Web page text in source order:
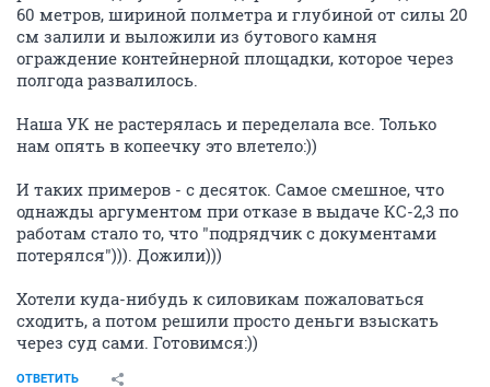
60 метров, шириной полметра и глубиной от силы 20
см залили и выложили из бутового камня
ограждение контейнерной площадки, которое через
полгода развалилось.
Наша УК не растерялась и переделала все. Только
нам опять в копеечку это влетело:))
И таких примеров - с десяток. Самое смешное, что
однажды аргументом при отказе в выдаче КС-2,3 по
работам стало то, что "подрядчик с документами
потерялся"))). Дожили)))
Хотели куда-нибудь к силовикам пожаловаться
сходить, а потом решили просто деньги взыскать
через суд сами. Готовимся:))
ОТВЕТИТЬ